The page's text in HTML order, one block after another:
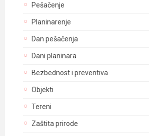
Pešačenje
Planinarenje
Dan pešačenja
Dani planinara
Bezbednost i preventiva
Objekti
Tereni
Zaštita prirode